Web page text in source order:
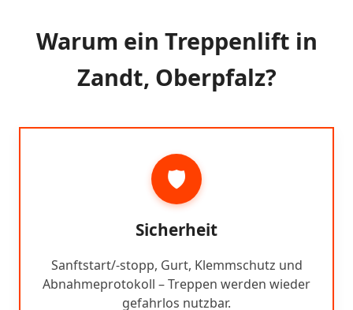
Warum ein Treppenlift in
Zandt, Oberpfalz?
🛡️
Sicherheit
Sanftstart/-stopp, Gurt, Klemmschutz und
Abnahmeprotokoll – Treppen werden wieder
gefahrlos nutzbar.